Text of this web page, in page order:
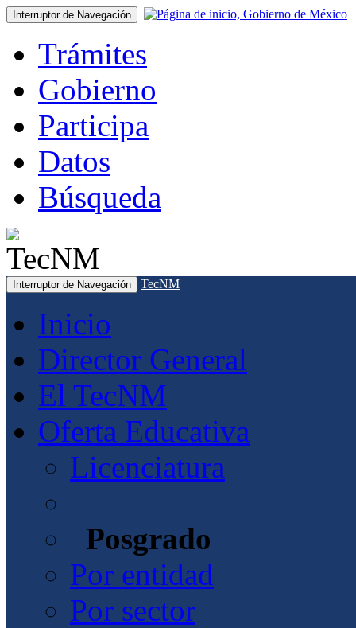
Interruptor de Navegación
Trámites
Gobierno
Participa
Datos
Búsqueda
Interruptor de Navegación TecNM
Inicio
Director General
El TecNM
Oferta Educativa
Licenciatura
Posgrado
Por entidad
Por sector